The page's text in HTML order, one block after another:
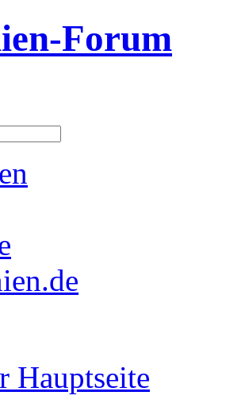
Forum
Hauptseite